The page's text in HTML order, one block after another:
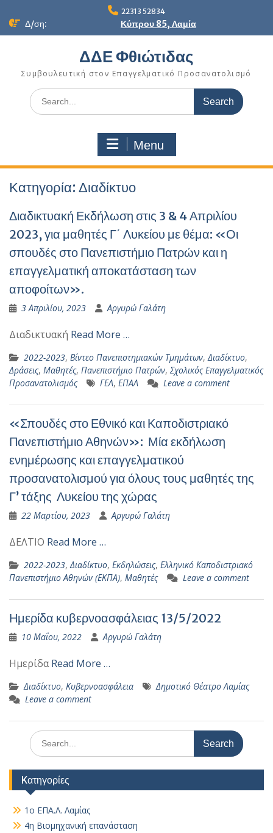
22313 52834
Δ/ση: Κύπρου 85, Λαμία
ΔΔΕ Φθιώτιδας
Συμβουλευτική στον Επαγγελματικό Προσανατολισμό
Search
for:
Menu
Κατηγορία: Διαδίκτυο
Διαδικτυακή Εκδήλωση στις 3 & 4 Απριλίου
2023, για μαθητές Γ΄ Λυκείου με θέμα: «Οι
σπουδές στο Πανεπιστήμιο Πατρών και η
επαγγελματική αποκατάσταση των
αποφοίτων».
3 Απριλίου, 2023 Αργυρώ Γαλάτη
Διαδικτυακή Read More …
2022-2023, Βίντεο Πανεπιστημιακών Τμημάτων,Διαδίκτυο,
Δράσεις, Μαθητές, Πανεπιστήμιο Πατρών,Σχολικός Επαγγελματικός
Προσανατολισμός
ΓΕΛ, ΕΠΑΛ Leave a comment
«Σπουδές στο Εθνικό και Καποδιστριακό
Πανεπιστήμιο Αθηνών»: Μία εκδήλωση
ενημέρωσης και επαγγελματικού
προσανατολισμού για όλους τους μαθητές της
Γ’ τάξης Λυκείου της χώρας
22 Μαρτίου, 2023 Αργυρώ Γαλάτη
ΔΕΛΤΙΟ Read More …
2022-2023,Διαδίκτυο, Εκδηλώσεις, Ελληνικό Καποδιστριακό
Πανεπιστήμιο Αθηνών (ΕΚΠΑ), Μαθητές Leave a comment
Ημερίδα κυβερνοασφάλειας 13/5/2022
10 Μαΐου, 2022 Αργυρώ Γαλάτη
ΗμερίδαRead More …
Διαδίκτυο, Κυβερνοασφάλεια
Δημοτικό Θέατρο Λαμίας
Leave a comment
Search
for:
Kατηγορίες
1ο ΕΠΑ.Λ. Λαμίας
4η Βιομηχανική επανάσταση